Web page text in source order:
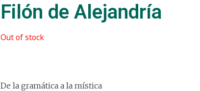
Filón de Alejandría
Out of stock
De la gramática a la mística